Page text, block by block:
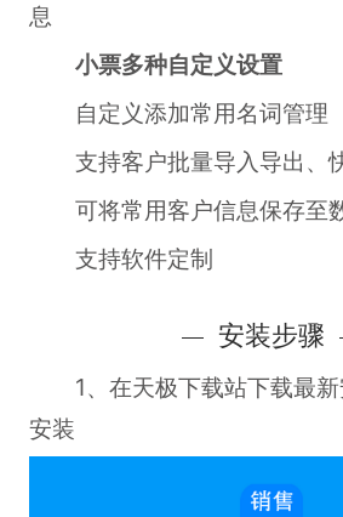
息
小票多种自定义设置
自定义添加常用名词管理
支持客户批量导入导出、
可将常用客户信息保存至
支持软件定制
安装步骤
1、在天极下载站下载最新
安装